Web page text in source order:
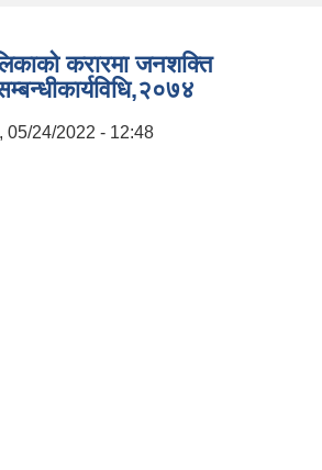
करारमा जनशक्ति
05/24/2022 - 12:48